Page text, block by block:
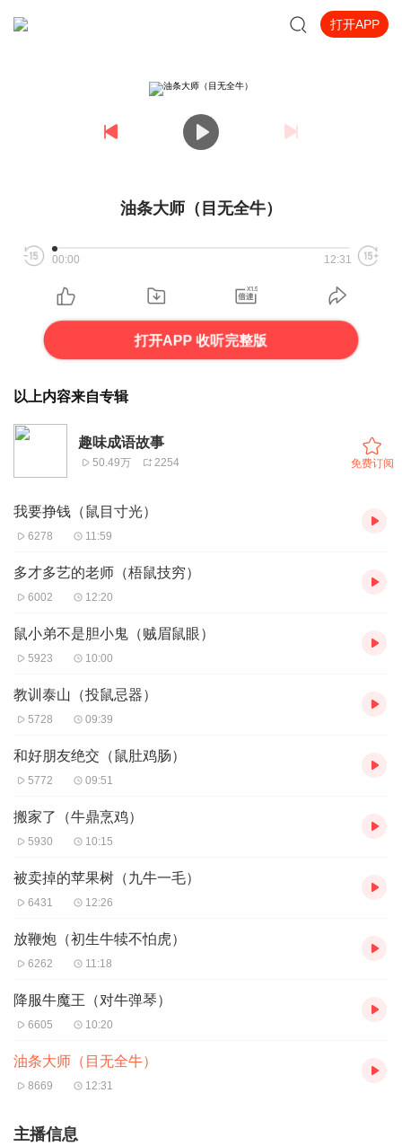
打开APP
油条大师（目无全牛）
00:00 12:31
打开APP 收听完整版
以上内容来自专辑
趣味成语故事
50.49万 2254 免费订阅
我要挣钱（鼠目寸光）
6278 11:59
多才多艺的老师（梧鼠技穷）
6002 12:20
鼠小弟不是胆小鬼（贼眉鼠眼）
5923 10:00
教训泰山（投鼠忌器）
5728 09:39
和好朋友绝交（鼠肚鸡肠）
5772 09:51
搬家了（牛鼎烹鸡）
5930 10:15
被卖掉的苹果树（九牛一毛）
6431 12:26
放鞭炮（初生牛犊不怕虎）
6262 11:18
降服牛魔王（对牛弹琴）
6605 10:20
油条大师（目无全牛）
8669 12:31
主播信息